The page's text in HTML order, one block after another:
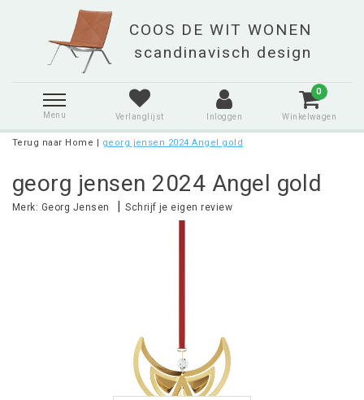
Menu Verlanglijst Inloggen
0
Winkelwagen
Terug naar Home | georg jensen 2024 Angel gold
georg jensen 2024 Angel gold
Merk: Georg Jensen |Schrijf je eigen review